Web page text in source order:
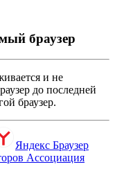
браузер
и не
до последней
браузер.
Яндекс Браузер